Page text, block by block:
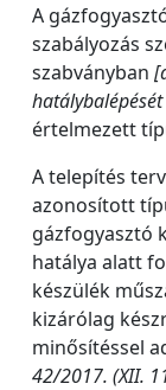
A
szabályozás
szabványban
értelmezett
A telepítés
azonosított
gázfogyasztó
hatálya alatt
készülék
kizárólag
minősítéssel
42/2017. (XII.